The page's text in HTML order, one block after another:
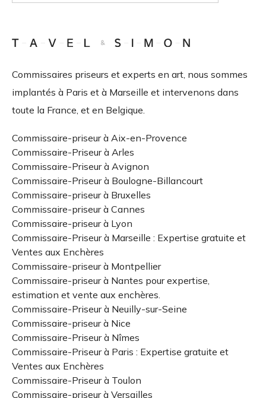
Commissaires priseurs et experts en art, nous sommes
implantés à Paris et à Marseille et intervenons dans
toute la France, et en Belgique.
Commissaire-priseur à Aix-en-Provence
Commissaire-Priseur à Arles
Commissaire-Priseur à Avignon
Commissaire-Priseur à Boulogne-Billancourt
Commissaire-priseur à Bruxelles
Commissaire-priseur à Cannes
Commissaire-priseur à Lyon
Commissaire-Priseur à Marseille : Expertise gratuite et
Ventes aux Enchères
Commissaire-priseur à Montpellier
Commissaire-priseur à Nantes pour expertise,
estimation et vente aux enchères.
Commissaire-Priseur à Neuilly-sur-Seine
Commissaire-priseur à Nice
Commissaire-Priseur à Nîmes
Commissaire-Priseur à Paris : Expertise gratuite et
Ventes aux Enchères
Commissaire-Priseur à Toulon
Commissaire-priseur à Versailles